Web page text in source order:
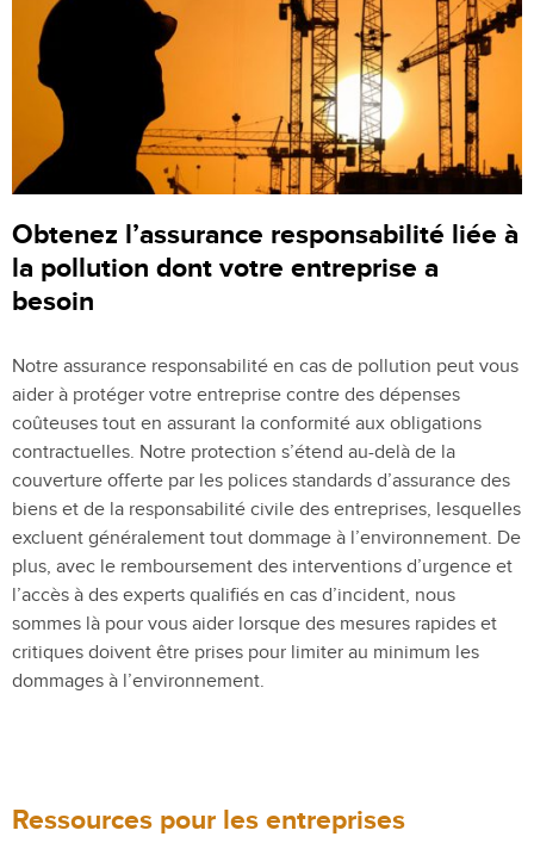
Obtenez l’assurance responsabilité liée à
la pollution dont votre entreprise a
besoin
Notre assurance responsabilité en cas de pollution peut vous
aider à protéger votre entreprise contre des dépenses
coûteuses tout en assurant la conformité aux obligations
contractuelles. Notre protection s’étend au-delà de la
couverture offerte par les polices standards d’assurance des
biens et de la responsabilité civile des entreprises, lesquelles
excluent généralement tout dommage à l’environnement. De
plus, avec le remboursement des interventions d’urgence et
l’accès à des experts qualifiés en cas d’incident, nous
sommes là pour vous aider lorsque des mesures rapides et
critiques doivent être prises pour limiter au minimum les
dommages à l’environnement.
Ressources pour les entreprises